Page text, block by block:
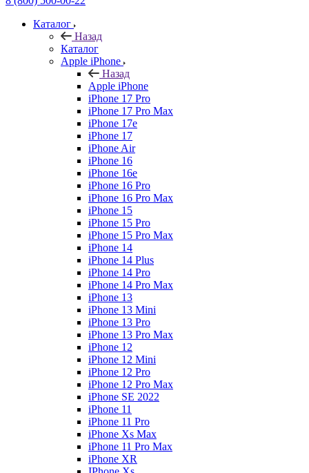
Каталог
Назад
Каталог
Apple iPhone
Назад
Apple iPhone
iPhone 17 Pro
iPhone 17 Pro Max
iPhone 17e
iPhone 17
iPhone Air
iPhone 16
iPhone 16e
iPhone 16 Pro
iPhone 16 Pro Max
iPhone 15
iPhone 15 Pro
iPhone 15 Pro Max
iPhone 14
iPhone 14 Plus
iPhone 14 Pro
iPhone 14 Pro Max
iPhone 13
iPhone 13 Mini
iPhone 13 Pro
iPhone 13 Pro Max
iPhone 12
iPhone 12 Mini
iPhone 12 Pro
iPhone 12 Pro Max
iPhone SE 2022
iPhone 11
iPhone 11 Pro
iPhone Xs Max
iPhone 11 Pro Max
iPhone XR